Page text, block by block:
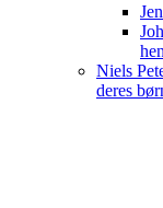
Niels
deres